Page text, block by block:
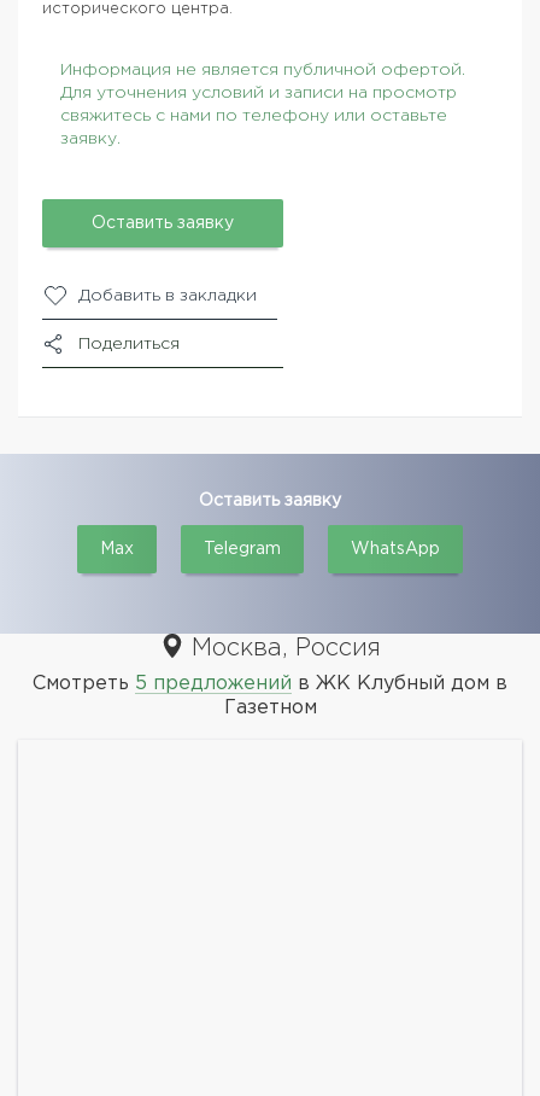
исторического центра.
Информация не является публичной офертой.
Для уточнения условий и записи на просмотр
свяжитесь с нами по телефону или оставьте
заявку.
Оставить заявку
Добавить в закладки
Поделиться
Оставить заявку
Max Telegram WhatsApp
Москва, Россия
Смотреть 5 предложений в ЖК Клубный дом в
Газетном